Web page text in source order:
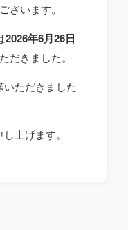
ざいます。
2026年6月26日
だきました。
ただきました
上げます。